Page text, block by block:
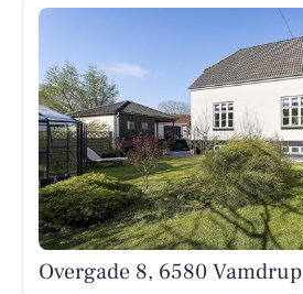
Overgade 8, 6580 Vamdrup